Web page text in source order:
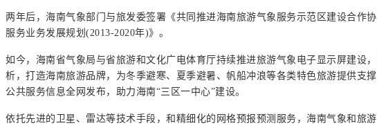
两年后，海南气象部门与旅发委签署《共同推进海南旅游气象服务示范区建设合作
服务业务发展规划(2013-2020年)》。
如今，海南省气象局与省旅游和文化广电体育厅持续推进旅游气象电子显示屏建设
析，打造海南旅游品牌，为冬季避寒、夏季避暑、帆船冲浪等各类特色旅游提供
公共服务信息全网发布，助力海南“三区一中心”建设。
依托先进的卫星、雷达等技术手段，和精细化的网格预报预测服务，海南气象和旅